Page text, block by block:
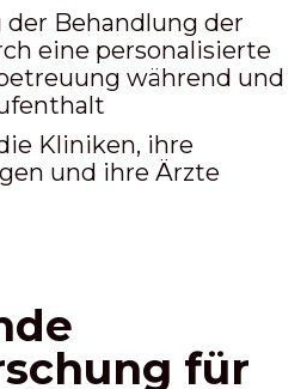
der Behandlung der
eine personalisierte
während und
Kliniken, ihre
und ihre Ärzte
für